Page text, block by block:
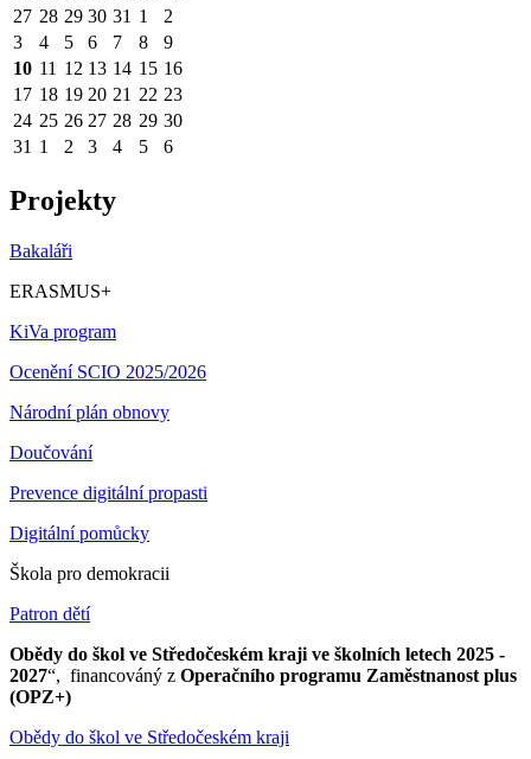
27 28 29 30 31 1
2
3
4 5 6 7 8
9
10 11 12 13 14 15 16
17 18 19 20 21 22 23
24 25 26 27 28 29 30
31 1 2 3 4 5 6
Projekty
Bakaláři
ERASMUS+
KiVa program
Ocenění SCIO 2025/2026
Národní plán obnovy
Doučování
Prevence digitální propasti
Digitální pomůcky
Škola pro demokracii
Patron dětí
Obědy do škol ve Středočeském kraji ve školních letech 2025 -
2027“, financováný z Operačního programu Zaměstnanost plus
(OPZ+)
Obědy do škol ve Středočeském kraji